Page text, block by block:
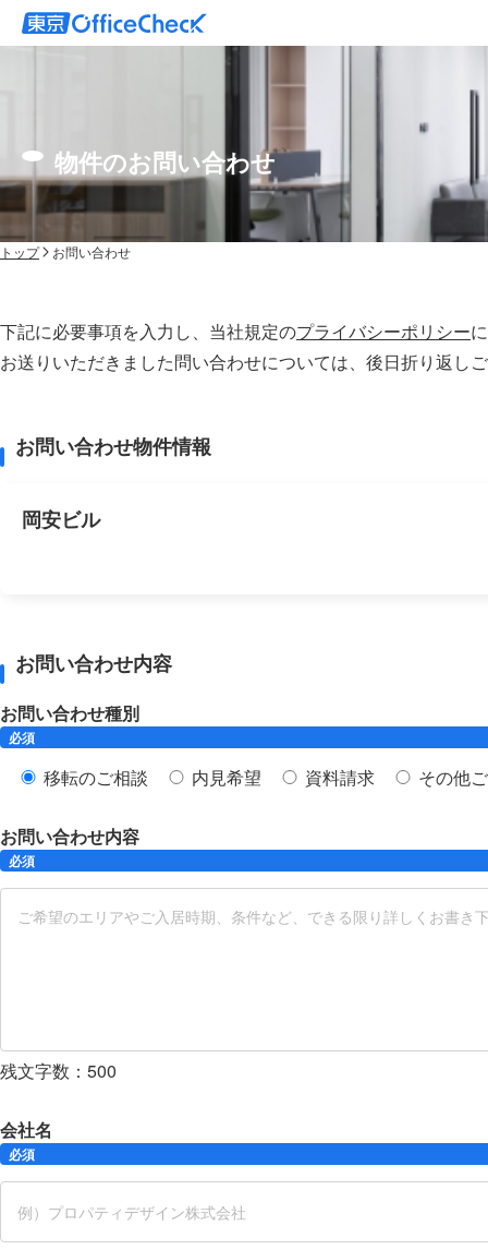
物件のお問い合わせ
トップ お問い合わせ
下記に必要事項を入力し、当社規定のプライバシーポリシー
お送りいただきました問い合わせについては、後⽇折り返し
お問い合わせ物件情報
岡安ビル
お問い合わせ内容
お問い合わせ種別
必須
移転のご相談 内見希望 資料請求 その他
お問い合わせ内容
必須
残文字数： 500
会社名
必須